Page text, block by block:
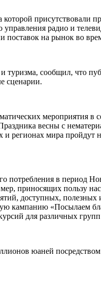
присутствовали
радио и
на рынок во
сообщил, что
сценарии.
мероприятия
весны с
регионах мира
потребления в период
приносящих пользу
доступных,
кампанию «Посылаем
для различных
юаней